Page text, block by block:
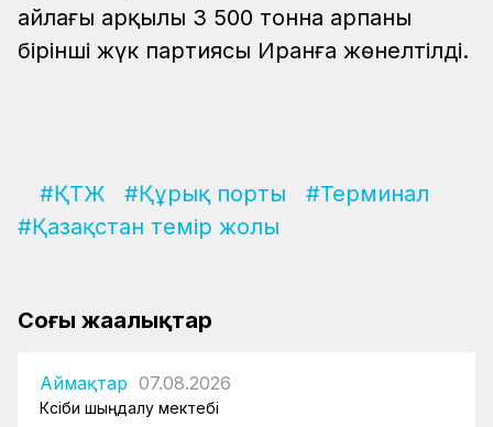
айлағы арқылы 3 500 тонна арпаның
бірінші жүк партиясы Иранға жөнелтілді.
#ҚТЖ #Құрық порты
#Терминал
#Қазақстан темір жолы
Соңғы жаңалықтар
Аймақтар 07.08.2026
Кәсіби шыңдалу мектебі